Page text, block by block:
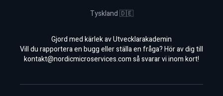
Tyskland 🇩🇪
Gjord med kärlek av Utvecklarakademin
Vill du rapportera en bugg eller ställa en fråga? Hör av dig till
kontakt@nordicmicroservices.comså svarar vi inom kort!